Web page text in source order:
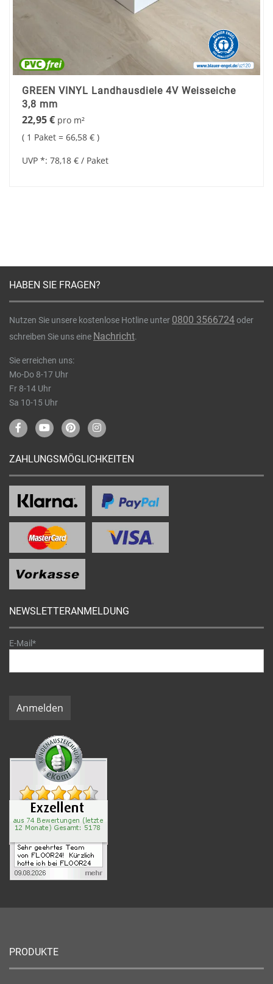
GREEN VINYL Landhausdiele 4V Weisseiche
3,8 mm
22,95 € pro m²
1 Paket = 66,58 €
UVP *: 78,18 € / Paket
HABEN SIE FRAGEN?
Nutzen Sie unsere kostenlose Hotline unter 0800 3566724oder
schreiben Sie uns eine Nachricht.
Sie erreichen uns:
Mo-Do 8-17 Uhr
Fr 8-14 Uhr
Sa 10-15 Uhr
ZAHLUNGSMÖGLICHKEITEN
NEWSLETTERANMELDUNG
E-Mail*
Anmelden
PRODUKTE